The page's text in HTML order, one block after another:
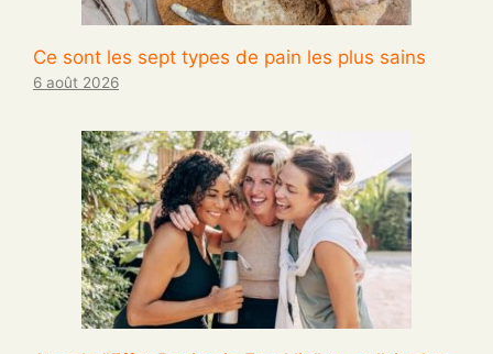
Ce sont les sept types de pain les plus sains
6 août 2026